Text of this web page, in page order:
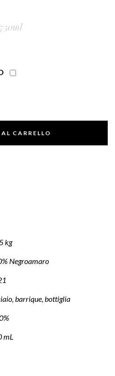
CARRELLO
kg
Negroamaro
barrique, bottiglia
mL